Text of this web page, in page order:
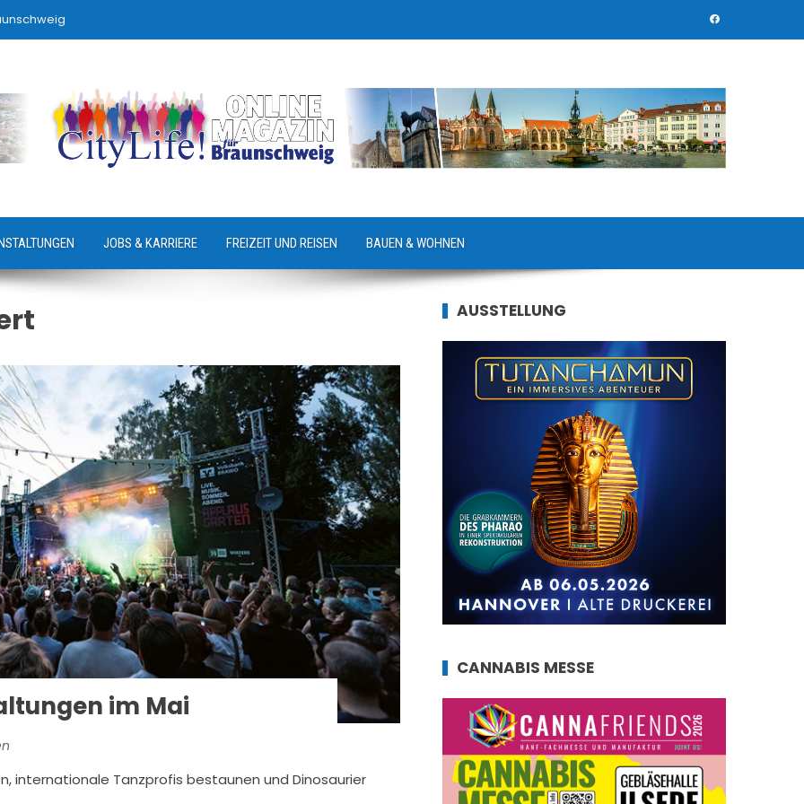
JOBS & KARRIERE FREIZEIT UND REISEN BAUEN & WOHNEN
im Mai
internationale Tanzprofis bestaunen und Dinosaurier
AUSSTELLUNG
CANNABIS MESSE